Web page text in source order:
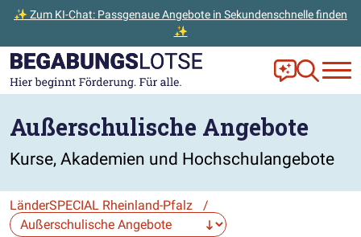
✨ Zum KI-Chat: Passgenaue Angebote in Sekundenschnelle finden
✨
Zum Hauptinhalt der Seite springen
Zur Startseite gehen Frag Ella!
Zur
Außerschulische Angebote
Kurse, Akademien und Hochschulangebote
LänderSPECIAL Rheinland-Pfalz /